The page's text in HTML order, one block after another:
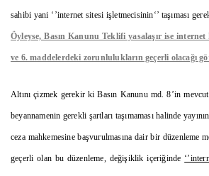
sahibi yani ‘’internet sitesi işletmecisinin‘’ taşıması
Öyleyse, Basın Kanunu Teklifi yasalaşır ise
ve 6. maddelerdeki zorunlulukların geçerli olacağı
Altını çizmek gerekir ki Basın Kanunu md. 8’in
beyannamenin gerekli şartları taşımaması halinde
ceza mahkemesine başvurulmasına dair bir düzenleme
geçerli olan bu düzenleme, değişiklik içeriğinde